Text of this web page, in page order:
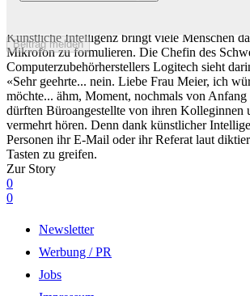
Beitrag melden
Künstliche Intelligenz bringt viele Menschen
Mikrofon zu formulieren. Die Chefin des
Computerzubehörherstellers Logitech sieht
«Sehr geehrte... nein. Liebe Frau Meier, ich
möchte... ähm, Moment, nochmals von Anfang
dürften Büroangestellte von ihren
vermehrt hören. Denn dank künstlicher
Personen ihr E-Mail oder ihr Referat laut
Tasten zu greifen.
Zur Story
0
0
Newsletter
Werbung / PR
Jobs